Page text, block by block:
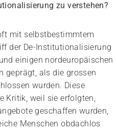
zu verstehen?
mit selbstbestimmtem
der De-Institutionalisierung
einigen nordeuropäischen
geprägt, als die grossen
wurden. Diese
Kritik, weil sie erfolgten,
geschaffen wurden,
Menschen obdachlos